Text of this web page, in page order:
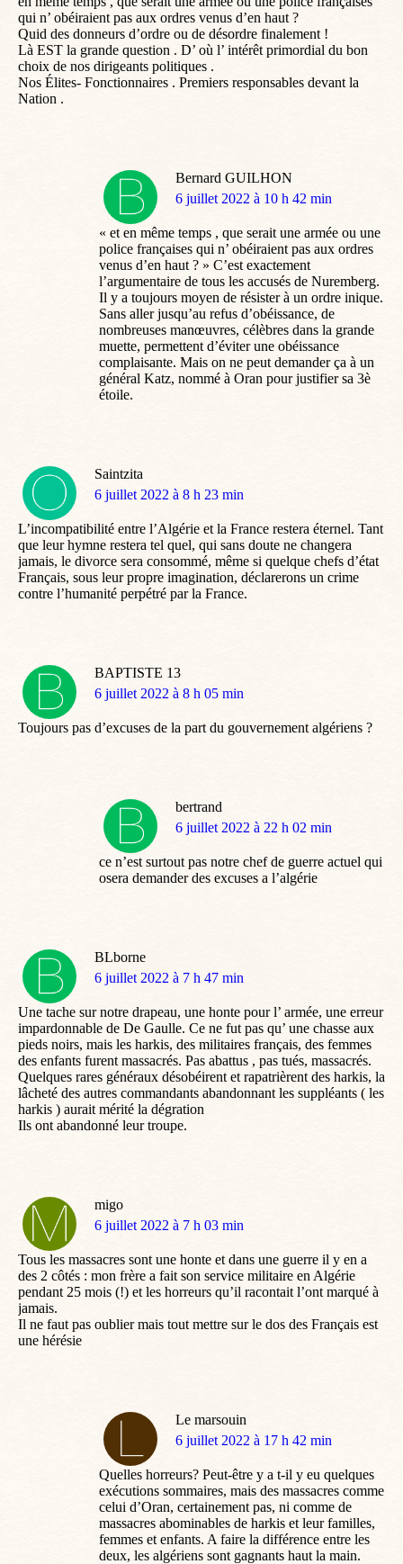
qui n’ obéiraient pas aux ordres venus d’en haut ?
Quid des donneurs d’ordre ou de désordre finalement !
Là EST la grande question . D’ où l’ intérêt primordial du bon
choix de nos dirigeants politiques .
Nos Élites- Fonctionnaires . Premiers responsables devant la
Nation .
Bernard GUILHON
dit
6 juillet 2022 à 10 h 42 min
« et en même temps , que serait une armée ou une
police françaises qui n’ obéiraient pas aux ordres
venus d’en haut ? » C’est exactement
l’argumentaire de tous les accusés de Nuremberg.
Il y a toujours moyen de résister à un ordre inique.
Sans aller jusqu’au refus d’obéissance, de
nombreuses manœuvres, célèbres dans la grande
muette, permettent d’éviter une obéissance
complaisante. Mais on ne peut demander ça à un
général Katz, nommé à Oran pour justifier sa 3è
étoile.
Saintzita
dit
6 juillet 2022 à 8 h 23 min
L’incompatibilité entre l’Algérie et la France restera éternel. Tant
que leur hymne restera tel quel, qui sans doute ne changera
jamais, le divorce sera consommé, même si quelque chefs d’état
Français, sous leur propre imagination, déclarerons un crime
contre l’humanité perpétré par la France.
BAPTISTE 13
dit
6 juillet 2022 à 8 h 05 min
Toujours pas d’excuses de la part du gouvernement algériens ?
bertrand
dit
6 juillet 2022 à 22 h 02 min
ce n’est surtout pas notre chef de guerre actuel qui
osera demander des excuses a l’algérie
BLborne
dit
6 juillet 2022 à 7 h 47 min
Une tache sur notre drapeau, une honte pour l’ armée, une erreur
impardonnable de De Gaulle. Ce ne fut pas qu’ une chasse aux
pieds noirs, mais les harkis, des militaires français, des femmes
des enfants furent massacrés. Pas abattus , pas tués, massacrés.
Quelques rares généraux désobéirent et rapatrièrent des harkis, la
lâcheté des autres commandants abandonnant les suppléants ( les
harkis ) aurait mérité la dégration
Ils ont abandonné leur troupe.
migo
dit
6 juillet 2022 à 7 h 03 min
Tous les massacres sont une honte et dans une guerre il y en a
des 2 côtés : mon frère a fait son service militaire en Algérie
pendant 25 mois (!) et les horreurs qu’il racontait l’ont marqué à
jamais.
Il ne faut pas oublier mais tout mettre sur le dos des Français est
une hérésie
Le marsouin
dit
6 juillet 2022 à 17 h 42 min
Quelles horreurs? Peut-être y a t-il y eu quelques
exécutions sommaires, mais des massacres comme
celui d’Oran, certainement pas, ni comme de
massacres abominables de harkis et leur familles,
femmes et enfants. A faire la différence entre les
deux, les algériens sont gagnants haut la main.